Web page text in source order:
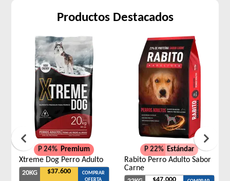
Productos Destacados
P 24% Premium
Xtreme Dog Perro Adulto
20KG $37.600
COMPRAR
OFERTA
P 22% Estándar
Rabito Perro Adulto Sabor
Carne